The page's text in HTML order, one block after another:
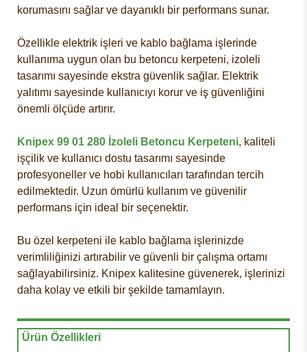
korumasını sağlar ve dayanıklı bir performans sunar.
Özellikle elektrik işleri ve kablo bağlama işlerinde
kullanıma uygun olan bu betoncu kerpeteni, izoleli
tasarımı sayesinde ekstra güvenlik sağlar. Elektrik
yalıtımı sayesinde kullanıcıyı korur ve iş güvenliğini
önemli ölçüde artırır.
Knipex 99 01 280 İzoleli Betoncu Kerpeteni, kaliteli
işçilik ve kullanıcı dostu tasarımı sayesinde
profesyoneller ve hobi kullanıcıları tarafından tercih
edilmektedir. Uzun ömürlü kullanım ve güvenilir
performans için ideal bir seçenektir.
Bu özel kerpeteni ile kablo bağlama işlerinizde
verimliliğinizi artırabilir ve güvenli bir çalışma ortamı
sağlayabilirsiniz. Knipex kalitesine güvenerek, işlerinizi
daha kolay ve etkili bir şekilde tamamlayın.
Ürün Özellikleri